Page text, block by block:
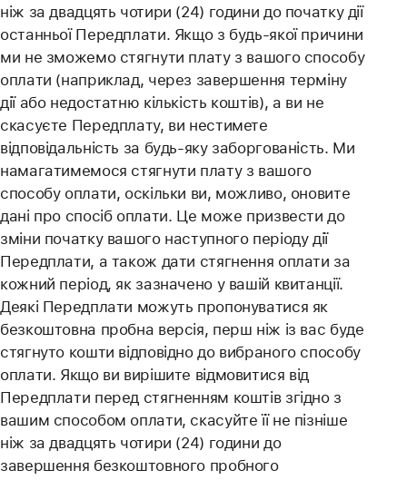
ніж за двадцять чотири (24) години до початку дії
останньої Передплати. Якщо з будь-якої причини
ми не зможемо стягнути плату з вашого способу
оплати (наприклад, через завершення терміну
дії або недостатню кількість коштів), а ви не
скасуєте Передплату, ви нестимете
відповідальність за будь-яку заборгованість. Ми
намагатимемося стягнути плату з вашого
способу оплати, оскільки ви, можливо, оновите
дані про спосіб оплати. Це може призвести до
зміни початку вашого наступного періоду дії
Передплати, а також дати стягнення оплати за
кожний період, як зазначено у вашій квитанції.
Деякі Передплати можуть пропонуватися як
безкоштовна пробна версія, перш ніж із вас буде
стягнуто кошти відповідно до вибраного способу
оплати. Якщо ви вирішите відмовитися від
Передплати перед стягненням коштів згідно з
вашим способом оплати, скасуйте її не пізніше
ніж за двадцять чотири (24) години до
завершення безкоштовного пробного